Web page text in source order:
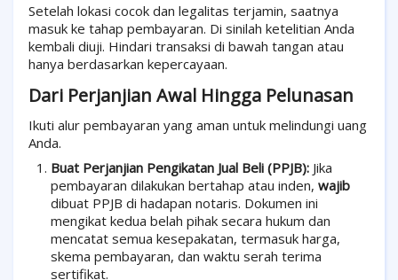
Setelah lokasi cocok dan legalitas terjamin, saatnya
masuk ke tahap pembayaran. Di sinilah ketelitian Anda
kembali diuji. Hindari transaksi di bawah tangan atau
hanya berdasarkan kepercayaan.
Dari Perjanjian Awal Hingga Pelunasan
Ikuti alur pembayaran yang aman untuk melindungi uang
Anda.
Buat Perjanjian Pengikatan Jual Beli (PPJB): Jika
pembayaran dilakukan bertahap atau inden, wajib
dibuat PPJB di hadapan notaris. Dokumen ini
mengikat kedua belah pihak secara hukum dan
mencatat semua kesepakatan, termasuk harga,
skema pembayaran, dan waktu serah terima
sertifikat.